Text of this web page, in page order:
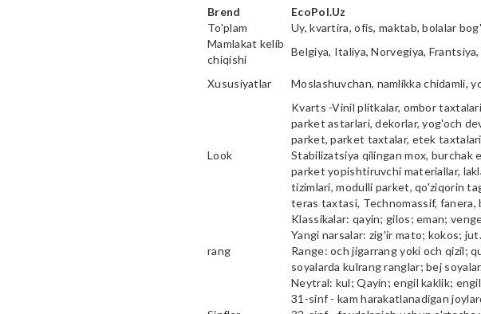
Brend EcoPol.Uz
To'plam
Uy, kvartira, ofis, maktab, bolalar
Mamlakat kelib
chiqishi
Belgiya, Italiya, Norvegiya,
Xususiyatlar
Moslashuvchan, namlikka chidamli,
Look
Kvarts -Vinil plitkalar, ombor
parket astarlari, dekorlar, yog'och
parket, parket taxtalar, etek
Stabilizatsiya qilingan mox,
parket yopishtiruvchi materiallar,
tizimlari, modulli parket, qo'ziqorin
teras taxtasi, Technomassif, fanera,
rang
Klassikalar: qayin; gilos; eman;
Yangi narsalar: zig'ir mato; kokos; jut.
Range: och jigarrang yoki och qizil;
soyalarda kulrang ranglar; bej
Neytral: kul; Qayin; engil kaklik;
31-sinf - kam harakatlanadigan